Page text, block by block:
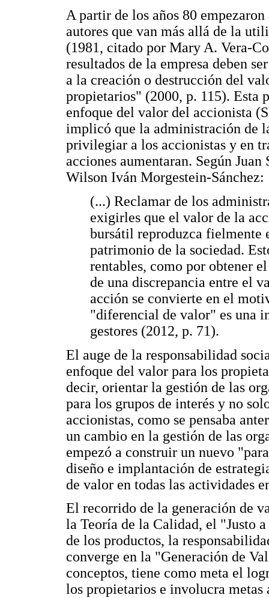
A partir de los años 80
autores que van más allá de la
(1981, citado por Mary A. Vera-
resultados de la empresa deben
a la creación o destrucción del
propietarios" (2000, p. 115). Esta
enfoque del valor del accionista
implicó que la administración de
privilegiar a los accionistas y en
acciones aumentaran. Según
Wilson Iván Morgestein-Sánchez:
(...) Reclamar de los
exigirles que el valor de la
bursátil reproduzca
patrimonio de la sociedad.
rentables, como por obtener
de una discrepancia entre el
acción se convierte en el
"diferencial de valor" es una
gestores (2012, p. 71).
El auge de la responsabilidad
enfoque del valor para los
decir, orientar la gestión de las
para los grupos de interés y no
accionistas, como se pensaba
un cambio en la gestión de las
empezó a construir un nuevo
diseño e implantación de
de valor en todas las actividades
El recorrido de la generación de
la Teoría de la Calidad, el "Justo
de los productos, la
converge en la "Generación de
conceptos, tiene como meta el
los propietarios e involucra metas